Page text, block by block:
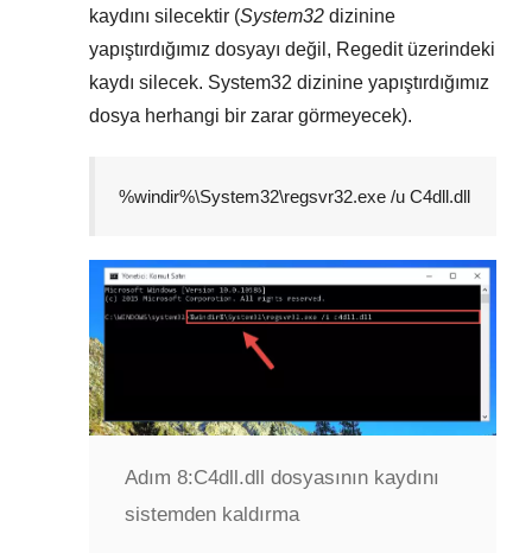
kaydını silecektir (System32 dizinine
yapıştırdığımız dosyayı değil, Regeditüzerindeki
kaydı silecek. System32 dizinine yapıştırdığımız
dosya herhangi bir zarar görmeyecek).
%windir%\System32\regsvr32.exe /u C4dll.dll
Adım 8:C4dll.dll dosyasının kaydını
sistemden kaldırma